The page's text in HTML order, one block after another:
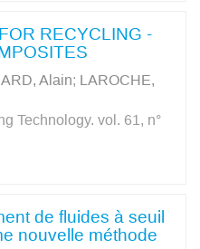
RECYCLING -
Alain; LAROCHE,
Technology. vol. 61, n°
de fluides à seuil
nouvelle méthode